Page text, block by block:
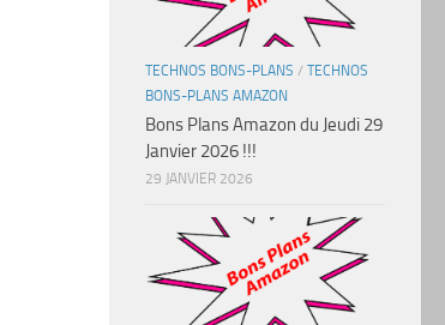
TECHNOS BONS-PLANS / TECHNOS
BONS-PLANS AMAZON
Bons Plans Amazon du Jeudi 29
Janvier 2026 !!!
29 JANVIER 2026